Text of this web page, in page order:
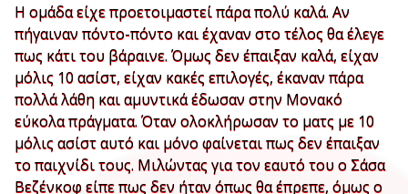
Η ομάδα είχε προετοιμαστεί πάρα πολύ καλά. Αν
πήγαιναν πόντο-πόντο και έχαναν στο τέλος θα έλεγε
πως κάτι του βάραινε. Όμως δεν έπαιξαν καλά, είχαν
μόλις 10 ασίστ, είχαν κακές επιλογές, έκαναν πάρα
πολλά λάθη και αμυντικά έδωσαν στην Μονακό
εύκολα πράγματα. Όταν ολοκλήρωσαν το ματς με 10
μόλις ασίστ αυτό και μόνο φαίνεται πως δεν έπαιξαν
το παιχνίδι τους. Μιλώντας για τον εαυτό του ο Σάσα
Βεζένκοφ είπε πως δεν ήταν όπως θα έπρεπε, όμως ο